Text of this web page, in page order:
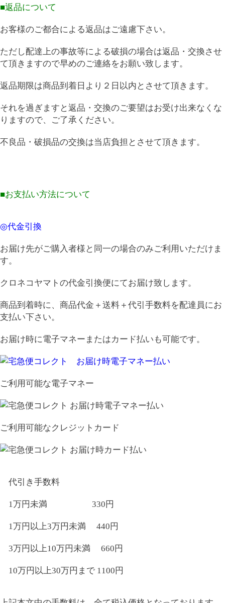
■返品について
お客様のご都合による返品はご遠慮下さい。
ただし配達上の事故等による破損の場合は返品・交換させ
て頂きますので早めのご連絡をお願い致します。
返品期限は商品到着日より２日以内とさせて頂きます。
それを過ぎますと返品・交換のご要望はお受け出来なくな
りますので、ご了承ください。
不良品・破損品の交換は当店負担とさせて頂きます。
■お支払い方法について
◎代金引換
お届け先がご購入者様と同一の場合のみご利用いただけま
す。
クロネコヤマトの代金引換便にてお届け致します。
商品到着時に、商品代金＋送料＋代引手数料を配達員にお
支払い下さい。
お届け時に電子マネーまたはカード払いも可能です。
ご利用可能な電子マネー
ご利用可能なクレジットカード
代引き手数料
1万円未満 330円
1万円以上3万円未満 440円
3万円以上10万円未満 660円
10万円以上30万円まで 1100円